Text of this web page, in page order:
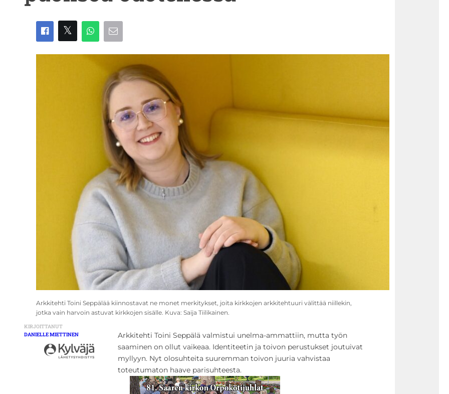
Arkkitehti Toini Seppälää kiinnostavat ne monet merkitykset, joita kirkkojen arkkitehtuuri välittää niillekin,
jotka vain harvoin astuvat kirkkojen sisälle. Kuva: Saija Tiilikainen.
KIRJOITTANUT
DANIELLE MIETTINEN
Arkkitehti Toini Seppälä valmistui unelma-ammattiin, mutta työn
saaminen on ollut vaikeaa. Identiteetin ja toivon perustukset joutuivat
myllyyn. Nyt olosuhteita suuremman toivon juuria vahvistaa
toteutumaton haave parisuhteesta.